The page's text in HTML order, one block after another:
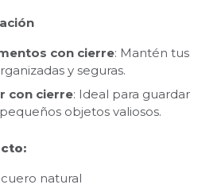
con cierre: Mantén tus
y seguras.
con cierre: Ideal para guardar
objetos valiosos.
cuero natural